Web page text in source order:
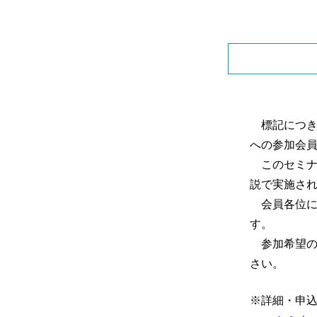
標記につき
への参加会
このセミナ
説で実施さ
会員各位に
す。
参加希望の
さい。
※詳細・申込